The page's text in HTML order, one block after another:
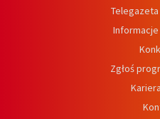
Zgłoś